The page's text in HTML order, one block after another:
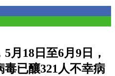
月18日至6月9日，
已釀321人不幸病